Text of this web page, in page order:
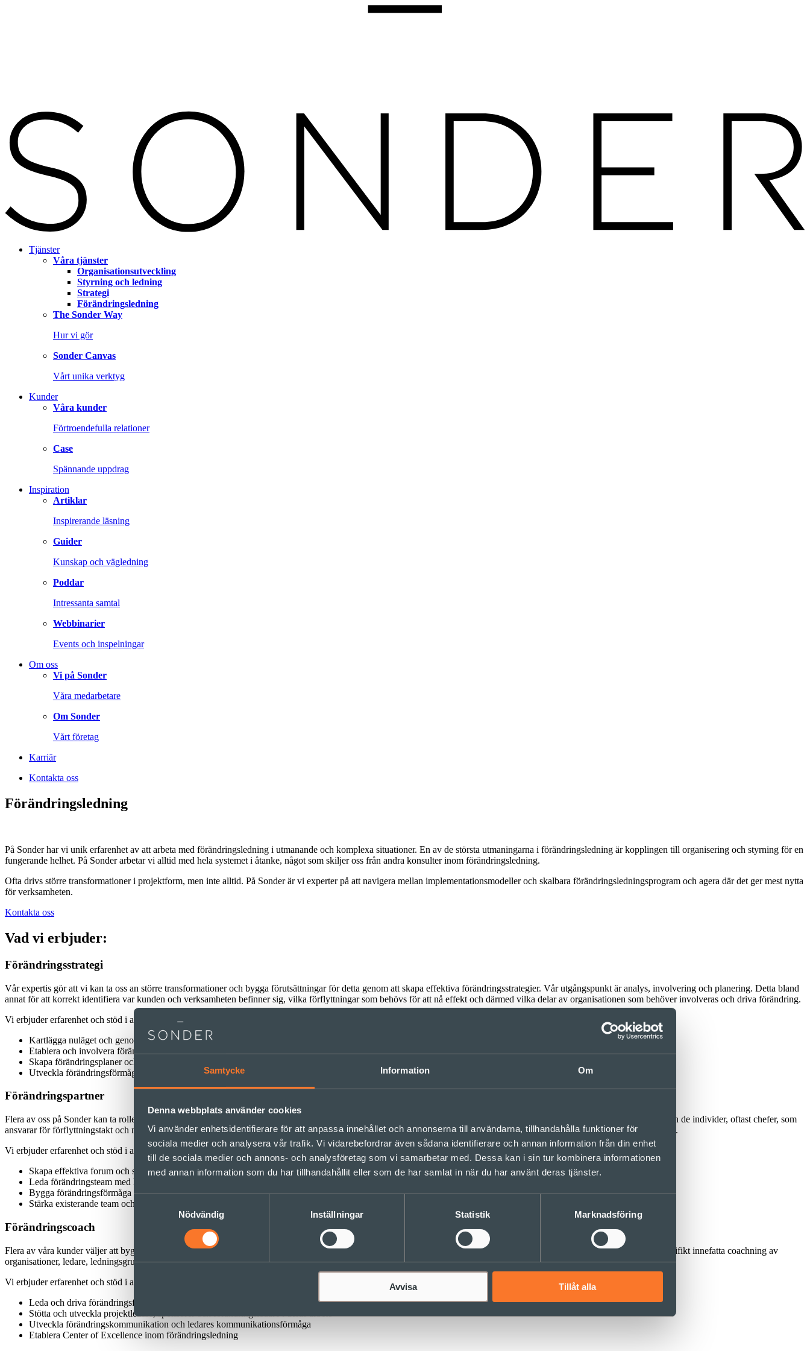
Samtycke Information Om
Denna webbplats använder cookies
Vi använder enhetsidentifierare för att anpassa innehållet och annonserna till användarna, tillhandahålla funktioner för
sociala medier och analysera vår trafik. Vi vidarebefordrar även sådana identifierare och annan information från din enhet
till de sociala medier och annons- och analysföretag som vi samarbetar med. Dessa kan i sin tur kombinera informationen
med annan information som du har tillhandahållit eller som de har samlat in när du har använt deras tjänster.
Samtyckesval
Nödvändig
Inställningar Statistik Marknadsföring
Avvisa Tillåt alla
Tjänster
Våra tjänster
Organisationsutveckling
Styrning och ledning
Strategi
Förändringsledning
The Sonder Way
Hur vi gör
Sonder Canvas
Vårt unika verktyg
Kunder
Våra kunder
Förtroendefulla relationer
Case
Spännande uppdrag
Inspiration
Artiklar
Inspirerande läsning
Guider
Kunskap och vägledning
Poddar
Intressanta samtal
Webbinarier
Events och inspelningar
Om oss
Vi på Sonder
Våra medarbetare
Om Sonder
Vårt företag
Karriär
Kontakta oss
Förändrings­ledning
På Sonder har vi unik erfarenhet av att arbeta med förändringsledning i utmanande och komplexa situationer. En av de största utmaningarna i förändringsledning är kopplingen till organisering och styrning för en
fungerande helhet. På Sonder arbetar vi alltid med hela systemet i åtanke, något som skiljer oss från andra konsulter inom förändringsledning.
Ofta drivs större transformationer i projektform, men inte alltid. På Sonder är vi experter på att navigera mellan implementationsmodeller och skalbara förändringsledningsprogram och agera där det ger mest nytta
för verksamheten.
Kontakta oss
Vad vi erbjuder:
Förändringsstrategi
Vår expertis gör att vi kan ta oss an större transformationer och bygga förutsättningar för detta genom att skapa effektiva förändringsstrategier. Vår utgångspunkt är analys, involvering och planering. Detta bland
annat för att korrekt identifiera var kunden och verksamheten befinner sig, vilka förflyttningar som behövs för att nå effekt och därmed vilka delar av organisationen som behöver involveras och driva förändring.
Vi erbjuder erfarenhet och stöd i att exempelvis
Kartlägga nuläget och genomföra behovsanalys
Etablera och involvera förändringsorganisation
Skapa förändringsplaner och effektmål
Utveckla förändringsförmågan hos ledare
Förändringspartner
Flera av oss på Sonder kan ta rollen som strategisk förändringsledare vid större organisatoriska förändringar. Vårt angreppssätt är att skapa ett partnerskap med organisationen och de individer, oftast chefer, som
ansvarar för förflyttningstakt och måluppfyllnad. Vi fungerar som partner för hela organisationen och stöttar de team och individer som genomför det praktiska förändringsarbetet.
Vi erbjuder erfarenhet och stöd i att exempelvis
Skapa effektiva forum och struktur för förändringsarbete tillsammans med intressenter
Leda förändringsteam med hjälp av agila arbetssätt
Bygga förändringsförmåga inom verksamheten
Stärka existerande team och individens självledarskap
Förändringscoach
Flera av våra kunder väljer att bygga förändringsledningskompetensen inom den egna organisationen och behöver stöd i det. Därav har vi utvecklat våra tjänster till att även specifikt innefatta coachning av
organisationer, ledare, ledningsgrupper och andra förändringsledare.
Vi erbjuder erfarenhet och stöd i att exempelvis
Leda och driva förändringsforum
Stötta och utveckla projektledare, sponsorer och förändringsledare i deras arbete
Utveckla förändringskommunikation och ledares kommunikationsförmåga
Etablera Center of Excellence inom förändringsledning